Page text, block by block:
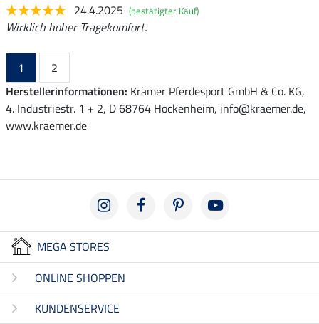
24.4.2025 (bestätigter Kauf)
Wirklich hoher Tragekomfort.
1
2
Herstellerinformationen: Krämer Pferdesport GmbH & Co. KG,
4. Industriestr. 1 + 2, D 68764 Hockenheim, info@kraemer.de,
www.kraemer.de
MEGA STORES
ONLINE SHOPPEN
KUNDENSERVICE